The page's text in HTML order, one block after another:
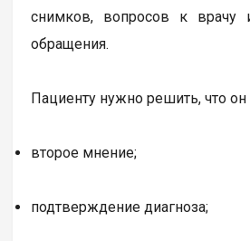
снимков, вопросов к врачу
обращения.
Пациенту нужно решить, что он
второе мнение;
подтверждение диагноза;